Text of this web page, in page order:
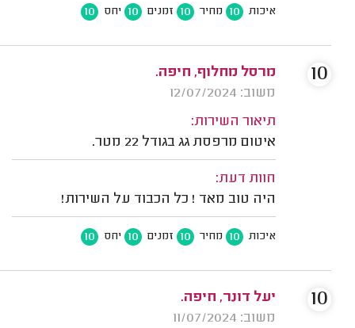
איכות 10 מחיר 10 זמנים 10 יחס 10
מרסל מחלוף, חיפה.
משוב: 12/07/2024
תיאור השירות:
איטום מרפסת גג בגודל 22 מטר.
חוות דעת:
היה טוב מאד ! כל הכבוד על השירות!
איכות 10 מחיר 10 זמנים 10 יחס 10
10
יעל דונר, חיפה.
משוב: 11/07/2024
10